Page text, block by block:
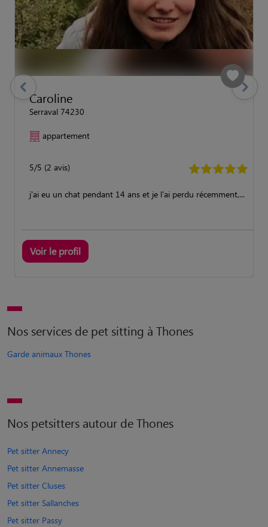
Caroline
Serraval 74230
appartement
5/5 (2 avis)
j'ai eu un chat pendant 14 ans et je l'ai perdu récemment,...
Voir le profil
previous Suivant
Nos services de pet sitting à Thones
Garde animaux Thones
Nos petsitters autour de Thones
Pet sitter Annecy
Pet sitter Annemasse
Pet sitter Cluses
Pet sitter Sallanches
Pet sitter Passy